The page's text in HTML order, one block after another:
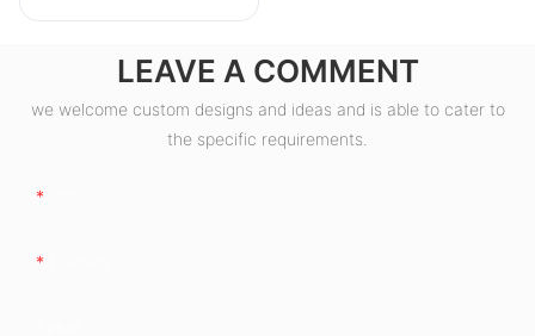
LEAVE A COMMENT
we welcome custom designs and ideas and is able to cater to
the specific requirements.